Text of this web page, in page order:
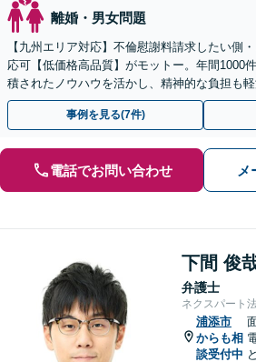
離婚・男女問題
【九州エリア対応】不倫慰謝料請求したい側
応可【低価格高品質】がモットー。年間1000
積されたノウハウを活かし、精神的な負担も
を目指します。【休日・夜間相談あり】
事例を見る(7件)
電話でお問い合わせ メ
下間 俊
弁護士
ネクスパート
浦添市
からも相
談受付中